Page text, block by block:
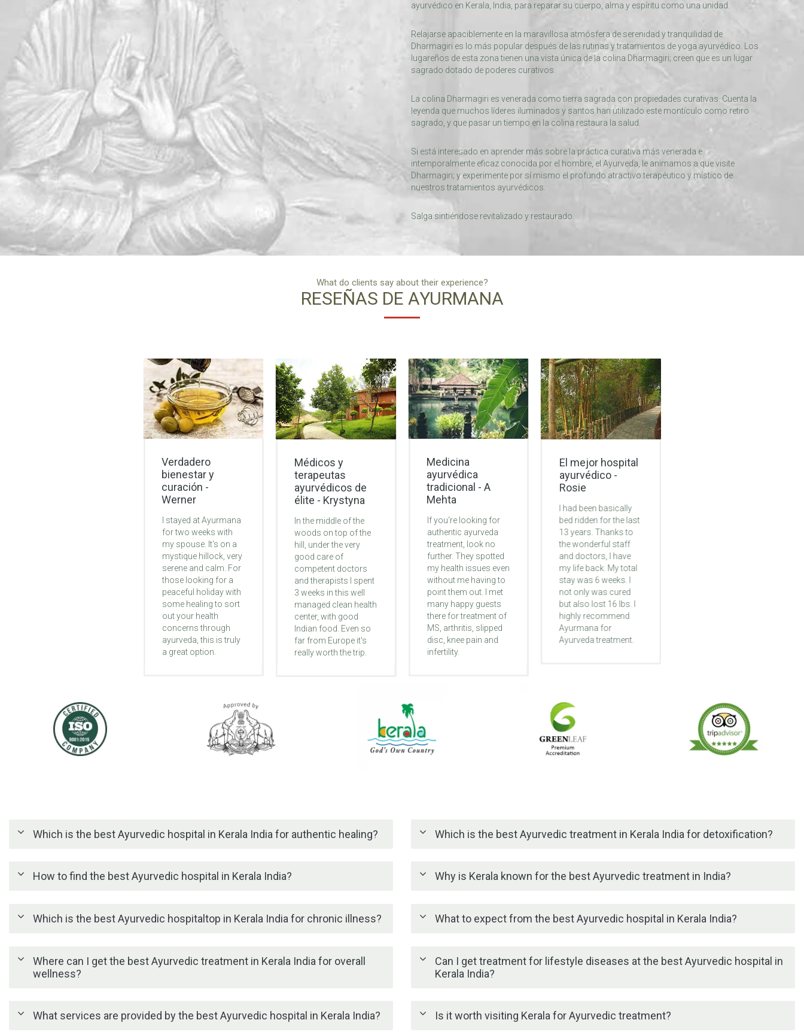
ayurvédico en Kerala, India, para reparar su cuerpo, alma y espíritu como una unidad.
Relajarse apaciblemente en la maravillosa atmósfera de serenidad y tranquilidad de
Dharmagiri es lo más popular después de las rutinas y tratamientos de yoga ayurvédico. Los
lugareños de esta zona tienen una vista única de la colina Dharmagiri; creen que es un lugar
sagrado dotado de poderes curativos.
La colina Dharmagiri es venerada como tierra sagrada con propiedades curativas. Cuenta la
leyenda que muchos líderes iluminados y santos han utilizado este montículo como retiro
sagrado, y que pasar un tiempo en la colina restaura la salud.
Si está interesado en aprender más sobre la práctica curativa más venerada e
intemporalmente eficaz conocida por el hombre, el Ayurveda, le animamos a que visite
Dharmagiri; y experimente por sí mismo el profundo atractivo terapéutico y místico de
nuestros tratamientos ayurvédicos.
Salga sintiéndose revitalizado y restaurado.
What do clients say about their experience?
RESEÑAS DE AYURMANA
Verdadero
bienestar y
curación -
Werner
I stayed at Ayurmana
for two weeks with
my spouse. It's on a
mystique hillock, very
serene and calm. For
those looking for a
peaceful holiday with
some healing to sort
out your health
concerns through
ayurveda, this is truly
a great option.
Médicos y
terapeutas
ayurvédicos de
élite - Krystyna
In the middle of the
woods on top of the
hill, under the very
good care of
competent doctors
and therapists I spent
3 weeks in this well
managed clean health
center, with good
Indian food. Even so
far from Europe it's
really worth the trip.
Medicina
ayurvédica
tradicional - A
Mehta
If you're looking for
authentic ayurveda
treatment, look no
further. They spotted
my health issues even
without me having to
point them out. I met
many happy guests
there for treatment of
MS, arthritis, slipped
disc, knee pain and
infertility.
El mejor hospital
ayurvédico -
Rosie
I had been basically
bed ridden for the last
13 years. Thanks to
the wonderful staff
and doctors, I have
my life back. My total
stay was 6 weeks. I
not only was cured
but also lost 16 lbs. I
highly recommend
Ayurmana for
Ayurveda treatment.
Which is the best Ayurvedic hospital in Kerala India for authentic healing?
How to find the best Ayurvedic hospital in Kerala India?
Which is the best Ayurvedic hospitaltop in Kerala India for chronic illness?
Where can I get the best Ayurvedic treatment in Kerala India for overall
wellness?
What services are provided by the best Ayurvedic hospital in Kerala India?
Which is the best Ayurvedic treatment in Kerala India for detoxification?
Why is Kerala known for the best Ayurvedic treatment in India?
What to expect from the best Ayurvedic hospital in Kerala India?
Can I get treatment for lifestyle diseases at the best Ayurvedic hospital in
Kerala India?
Is it worth visiting Kerala for Ayurvedic treatment?